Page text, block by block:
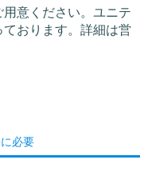
意ください。ユニテ
おります。詳細は営
必要